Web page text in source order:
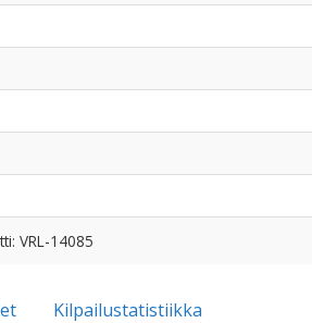
VRL-14085
Kilpailustatistiikka